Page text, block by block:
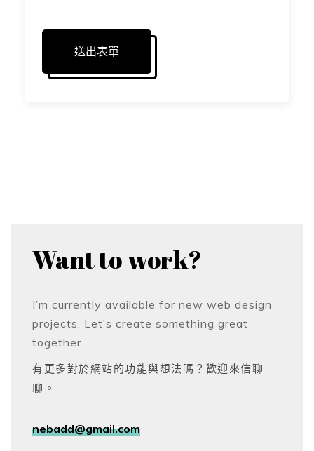
Want towork?
I’m currently available for new web design
projects. Let’s create something great
together.
有更多對於網站的功能與想法嗎？歡迎來信聊
聊。
nebadd@gmail.com